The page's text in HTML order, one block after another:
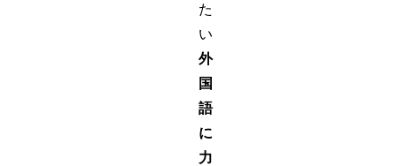
た
い
外
国
語
に
力